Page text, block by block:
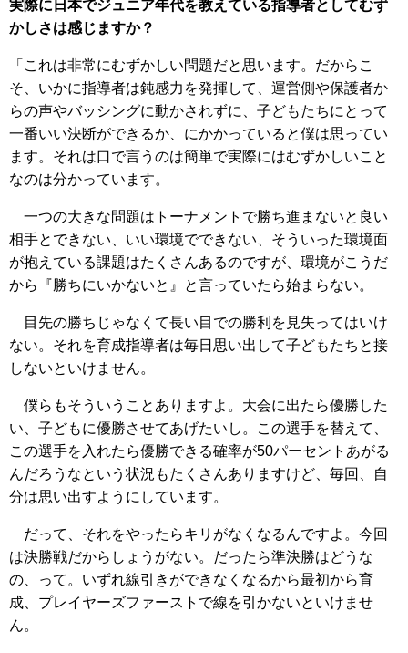
実際に日本でジュニア年代を教えている指導者としてむず
かしさは感じますか？
「これは非常にむずかしい問題だと思います。だからこ
そ、いかに指導者は鈍感力を発揮して、運営側や保護者か
らの声やバッシングに動かされずに、子どもたちにとって
一番いい決断ができるか、にかかっていると僕は思ってい
ます。それは口で言うのは簡単で実際にはむずかしいこと
なのは分かっています。
一つの大きな問題はトーナメントで勝ち進まないと良い
相手とできない、いい環境でできない、そういった環境面
が抱えている課題はたくさんあるのですが、環境がこうだ
から『勝ちにいかないと』と言っていたら始まらない。
目先の勝ちじゃなくて長い目での勝利を見失ってはいけ
ない。それを育成指導者は毎日思い出して子どもたちと接
しないといけません。
僕らもそういうことありますよ。大会に出たら優勝した
い、子どもに優勝させてあげたいし。この選手を替えて、
この選手を入れたら優勝できる確率が50パーセントあがる
んだろうなという状況もたくさんありますけど、毎回、自
分は思い出すようにしています。
だって、それをやったらキリがなくなるんですよ。今回
は決勝戦だからしょうがない。だったら準決勝はどうな
の、って。いずれ線引きができなくなるから最初から育
成、プレイヤーズファーストで線を引かないといけませ
ん。